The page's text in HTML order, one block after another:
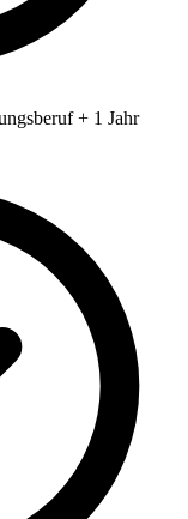
+ 1 Jahr